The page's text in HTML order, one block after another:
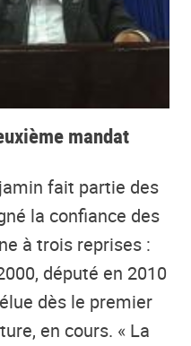
mandat
fait partie des
la confiance des
à trois reprises :
député en 2010
dès le premier
en cours. « La